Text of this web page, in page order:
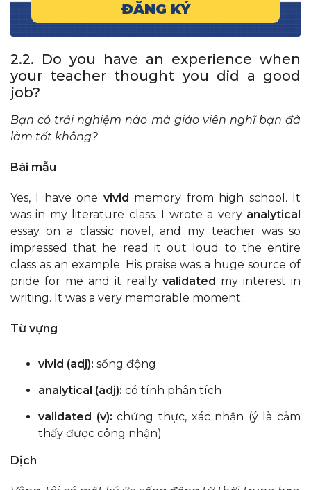
ĐĂNG KÝ
2.2. Do you have an experience when
your teacher thought you did a good
job?
Bạn có trải nghiệm nào mà giáo viên nghĩ bạn đã
làm tốt không?
Bài mẫu
Yes, I have one vivid memory from high school. It
was in my literature class. I wrote a very analytical
essay on a classic novel, and my teacher was so
impressed that he read it out loud to the entire
class as an example. His praise was a huge source of
pride for me and it really validated my interest in
writing. It was a very memorable moment.
Từ vựng
vivid (adj): sống động
analytical (adj): có tính phân tích
validated (v): chứng thực, xác nhận (ý là cảm
thấy được công nhận)
Dịch